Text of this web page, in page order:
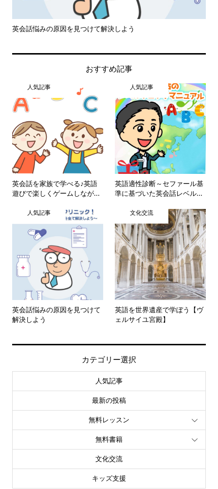
英会話悩みの原因を見つけて解決しよう
おすすめ記事
人気記事
英会話を家族で学べる♪英語
遊びで楽しくゲームしなが...
人気記事
英語適性診断～セファール基
準に基づいた英会話レベル...
人気記事
英会話悩みの原因を見つけて
解決しよう
文化交流
英語を世界遺産で学ぼう【ヴ
ェルサイユ宮殿】
カテゴリー選択
人気記事
最新の投稿
無料レッスン
無料書籍
文化交流
キッズ支援